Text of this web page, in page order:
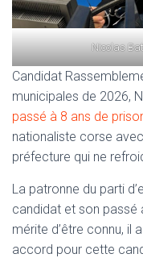
Nicolas
Candidat
municipales de 2026,
passé à 8 ans de
nationaliste corse
préfecture qui ne
La patronne du parti
candidat et son passé
mérite d’être connu, il
accord pour cette